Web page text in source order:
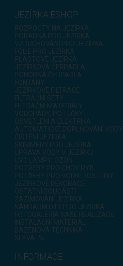
JEZÍRKA ESHOP
ROZPOČTY NA JEZÍRKA
PORADNA PRO JEZÍRKA
VZDUCHOVÁNÍ PRO JEZÍRKA
FÓLIE PRO JEZÍRKA
PLASTOVÉ JEZÍRKA
JEZÍRKOVÁ ČERPADLA
PONORNÁ ČERPADLA
FONTÁNY
JEZÍRKOVÉ FILTRACE
FILTRAČNÍ SETY
FILTRAČNÍ MATERIÁLY
VODOPÁDY, POTŮČKY
OSVĚTLENÍ A ELEKTRIKA
AUTOMATICKÉ DOPLŇOVÁNÍ VODY
ČIŠTĚNÍ JEZÍRKA
SKIMMERY PRO JEZÍRKA
ÚPRAVA VODY V JEZÍRKU
UVC LAMPY, OZON
POTŘEBY PRO CHOV RYB
POTŘEBY PRO VODNÍ ROSTLINY
JEZÍRKOVÉ DEKORACE
OSTATNÍ SOUČÁSTI
ZAZIMOVÁNÍ JEZÍRKA
NÁHRADNÍ DÍLY PRO JEZÍRKA
FOTOGALÉRIA NAŠE REALIZACE
INSTALAČNÍ MATERIÁL
BAZÉNOVÁ TECHNIKA
SLEVA -%
INFORMACE